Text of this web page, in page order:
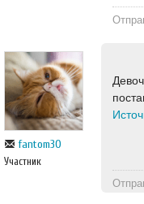
fantom30
Участник